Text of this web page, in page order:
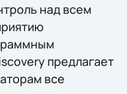
над всем
предлагает
все